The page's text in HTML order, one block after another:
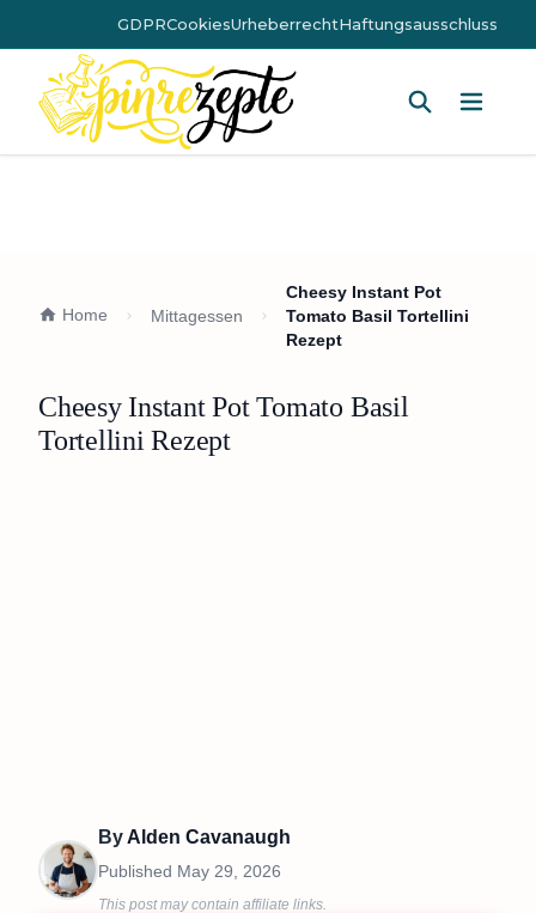
GDPRCookiesUrheberrechtHaftungsausschluss
Home Mittagessen
Cheesy Instant Pot
Tomato Basil Tortellini
Rezept
Cheesy Instant Pot Tomato Basil
Tortellini Rezept
ByAlden Cavanaugh
Published May 29, 2026
This post may contain affiliate links.